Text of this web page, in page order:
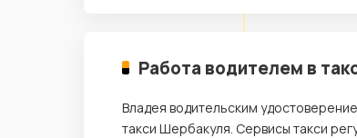
Работа водителем в
Владея водительским
такси Шербакуля. Сервисы такси